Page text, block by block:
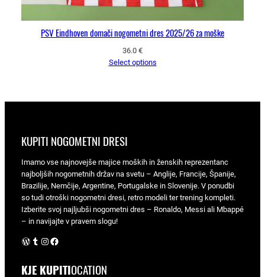
PSV Eindhoven domači nogometni dres 2025/26 za moške
36.0 €
Select options
KUPITI NOGOMETNI DRESI
Imamo vse najnovejše majice moških in ženskih reprezentanc
najboljših nogometnih držav na svetu – Anglije, Francije, Španije,
Brazilije, Nemčije, Argentine, Portugalske in Slovenije. V ponudbi
so tudi otroški nogometni dresi, retro modeli ter trening kompleti.
Izberite svoj najljubši nogometni dres – Ronaldo, Messi ali Mbappé
– in navijajte v pravem slogu!
WordPress Instagram Facebook
KJE KUPITIOCATION